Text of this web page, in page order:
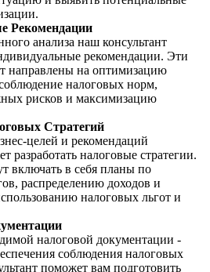
Рекомендации
анализа наш консультант
рекомендации. Эти
направлены на оптимизацию
налоговых норм,
рисков и максимизацию
Стратегий
целей и рекомендаций
разработать налоговые стратегии.
включать в себя планы по
распределению доходов и
налоговых льгот и
налоговой документации -
соблюдения налоговых
поможет вам подготовить